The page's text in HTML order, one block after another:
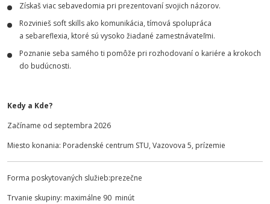
Získaš viac sebavedomia pri prezentovaní svojich názorov.
Rozvinieš soft skills ako komunikácia, tímová spolupráca
a sebareflexia, ktoré sú vysoko žiadané zamestnávateľmi.
Poznanie seba samého ti pomôže pri rozhodovaní o kariére a krokoch
do budúcnosti.
Kedy a Kde?
Začíname od septembra 2026
Miesto konania: Poradenské centrum STU, Vazovova 5, prízemie
Forma poskytovaných služieb:prezečne
Trvanie skupiny: maximálne 90 minút